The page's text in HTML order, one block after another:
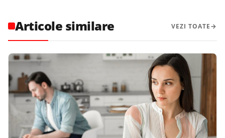
Articole similare VEZI TOATE